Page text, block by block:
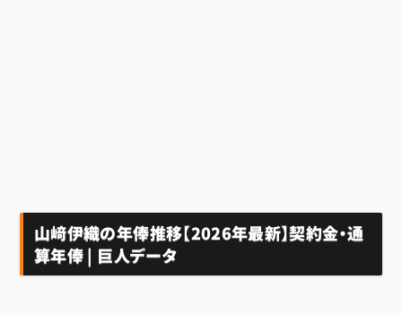
山﨑伊織の年俸推移【2026年最新】契約金・通
算年俸 | 巨人データ